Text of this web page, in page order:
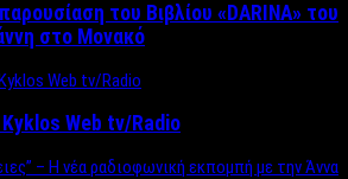
του Βιβλίου «DARINA» του
στο Μονακό
Web tv/Radio